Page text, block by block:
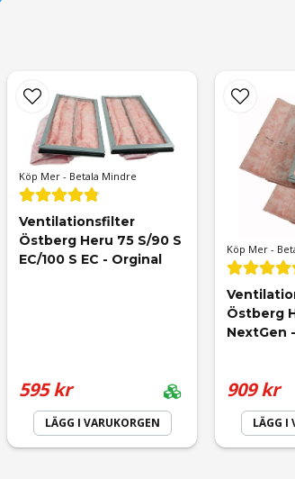
Köp Mer - Betala Mindre
Ventilationsfilter
Östberg Heru 75 S/90 S
EC/100 S EC - Orginal
595 kr
LÄGG I VARUKORGEN
Köp Mer -
Östberg
NextGen
909 kr
LÄGG I